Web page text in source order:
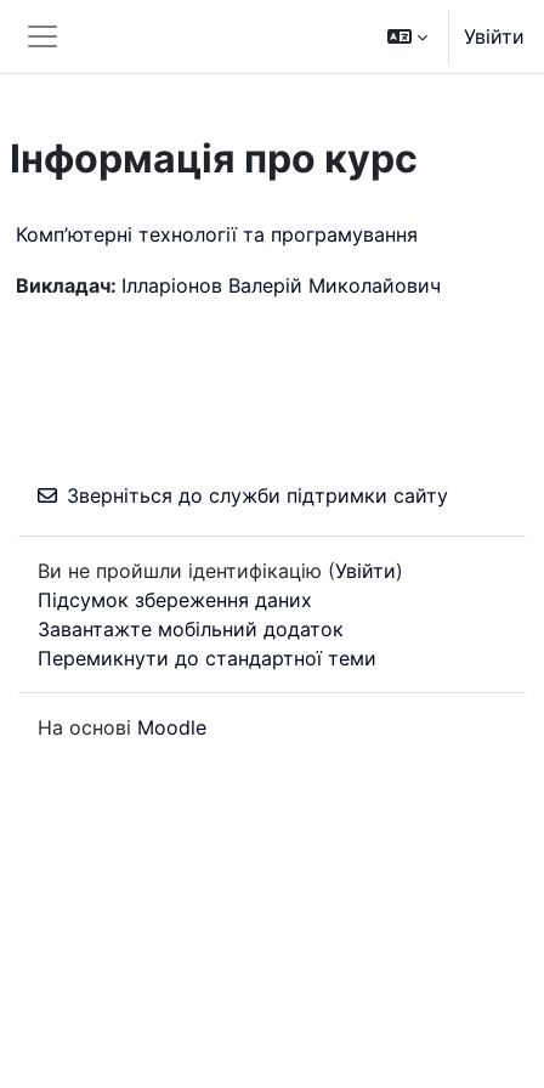
Бокова панель
Увійти
Інформація про курс
Комп’ютерні технології та програмування
Викладач: Ілларіонов Валерій Миколайович
Зверніться до служби підтримки сайту
Ви не пройшли ідентифікацію (Увійти)
Підсумок збереження даних
Завантажте мобільний додаток
Перемикнути до стандартної теми
На основі Moodle